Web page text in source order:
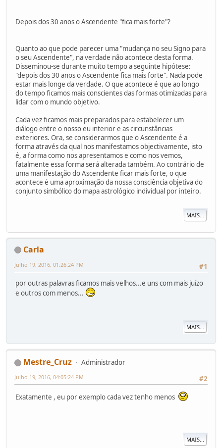
Depois dos 30 anos o Ascendente "fica mais forte"?
Quanto ao que pode parecer uma "mudança no seu Signo para
o seu Ascendente", na verdade não acontece desta forma.
Disseminou-se durante muito tempo a seguinte hipótese:
"depois dos 30 anos o Ascendente fica mais forte". Nada pode
estar mais longe da verdade. O que acontece é que ao longo
do tempo ficamos mais conscientes das formas otimizadas para
lidar com o mundo objetivo.
Cada vez ficamos mais preparados para estabelecer um
diálogo entre o nosso eu interior e as circunstâncias
exteriores. Ora, se considerarmos que o Ascendente é a
forma através da qual nos manifestamos objectivamente, isto
é, a forma como nos apresentamos e como nos vemos,
fatalmente essa forma será alterada também. Ao contrário de
uma manifestação do Ascendente ficar mais forte, o que
acontece é uma aproximação da nossa consciência objetiva do
conjunto simbólico do mapa astrológico individual por inteiro.
MAIS...
Carla
#1
Julho 19, 2016, 01:26:24 PM
por outras palavras ficamos mais velhos...e uns com mais juízo
e outros com menos...
MAIS...
Mestre_Cruz
Administrador
#2
Julho 19, 2016, 04:05:24 PM
Exatamente , eu por exemplo cada vez tenho menos
MAIS...